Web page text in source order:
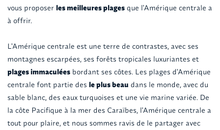
vous proposer les meilleures plagesque l'Amérique centrale a
à offrir. ‍
L'Amérique centrale est une terre de contrastes, avec ses
montagnes escarpées, ses forêts tropicales luxuriantes et
plages immaculéesbordant ses côtes. Les plages d'Amérique
centrale font partie des le plus beau dans le monde, avec du
sable blanc, des eaux turquoises et une vie marine variée. De
la côte Pacifique à la mer des Caraïbes, l'Amérique centrale a
tout pour plaire, et nous sommes ravis de le partager avec